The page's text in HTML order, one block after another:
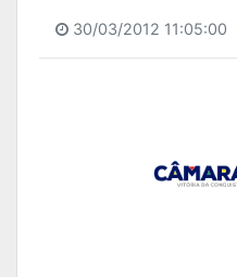
30/03/2012 11:05:00